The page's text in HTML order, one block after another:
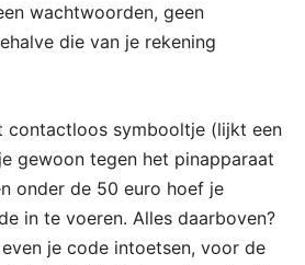
wachtwoorden, geen
die van je rekening
contactloos symbooltje (lijkt een
gewoon tegen het pinapparaat
onder de 50 euro hoef je
in te voeren. Alles daarboven?
je code intoetsen, voor de